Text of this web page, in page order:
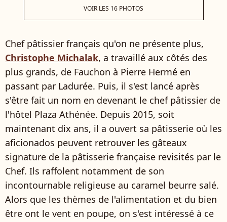
VOIR LES 16 PHOTOS
Chef pâtissier français qu'on ne présente plus,
Christophe Michalak, a travaillé aux côtés des
plus grands, de Fauchon à Pierre Hermé en
passant par Ladurée. Puis, il s'est lancé après
s'être fait un nom en devenant le chef pâtissier de
l'hôtel Plaza Athénée. Depuis 2015, soit
maintenant dix ans, il a ouvert sa pâtisserie où les
aficionados peuvent retrouver les gâteaux
signature de la pâtisserie française revisités par le
Chef. Ils raffolent notamment de son
incontournable religieuse au caramel beurre salé.
Alors que les thèmes de l'alimentation et du bien
être ont le vent en poupe, on s'est intéressé à ce